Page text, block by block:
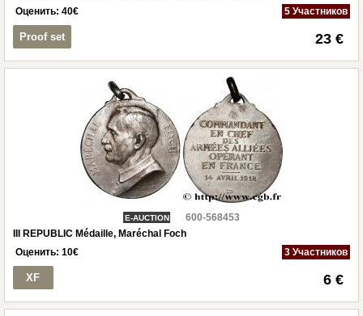
Оценить: 40€ 5 Участников
Proof set 23 €
E-AUCTION
600-568453
III REPUBLIC Médaille, Maréchal Foch
Оценить: 10€ 3 Участников
XF 6 €